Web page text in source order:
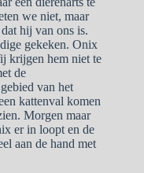
we niet, maar
hij van ons is.
gekeken. Onix
krijgen hem niet te
de
van het
kattenval komen
Morgen maar
er in loopt en de
aan de hand met